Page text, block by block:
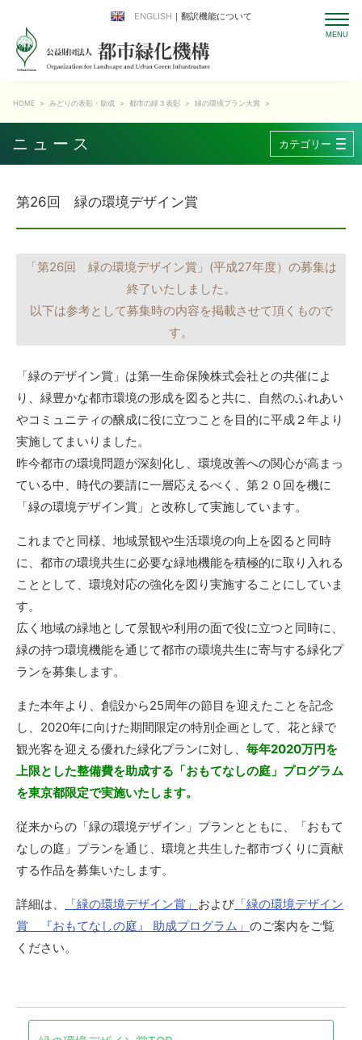
ENGLISH ｜翻訳機能について
ニュース
HOME > みどりの表彰・助成 > 都市の緑３表彰 > 緑の環境プラン大賞 >
第26回 緑の環境デザイン賞
「第26回 緑の環境デザイン賞」(平成27年度）の募集は
終了いたしました。
以下は参考として募集時の内容を掲載させて頂くもので
す。
「緑のデザイン賞」は第一生命保険株式会社との共催によ
り、緑豊かな都市環境の形成を図ると共に、自然のふれあい
やコミュニティの醸成に役に立つことを目的に平成２年より
実施してまいりました。
昨今都市の環境問題が深刻化し、環境改善への関心が高まっ
ている中、時代の要請に一層応えるべく、第２０回を機に
「緑の環境デザイン賞」と改称して実施しています。
これまでと同様、地域景観や生活環境の向上を図ると同時
に、都市の環境共生に必要な緑地機能を積極的に取り入れる
こととして、環境対応の強化を図り実施することにしていま
す。
広く地域の緑地として景観や利用の面で役に立つと同時に、
緑の持つ環境機能を通じて都市の環境共生に寄与する緑化プ
ランを募集します。
また本年より、創設から25周年の節目を迎えたことを記念
し、2020年に向けた期間限定の特別企画として、花と緑で
観光客を迎える優れた緑化プランに対し、 毎年2020万円を
上限とした整備費を助成する「おもてなしの庭」プログラム
を東京都限定で実施いたします。
従来からの「緑の環境デザイン」プランとともに、「おもて
なしの庭」プランを通じ、環境と共生した都市づくりに貢献
する作品を募集いたします。
詳細は、 「緑の環境デザイン賞」 および 「緑の環境デザイン
賞 『おもてなしの庭』 助成プログラム」 のご案内をご覧
ください。
カテゴリー